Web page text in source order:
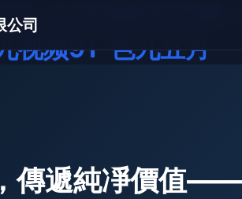
堂-色花堂影音先
视频91-色九五月
公司
傳遞純凈價值